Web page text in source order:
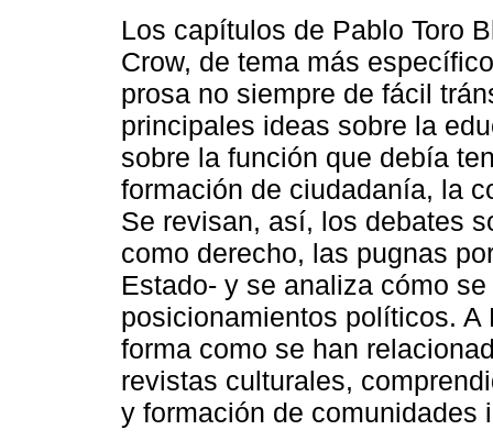
Los capítulos de Pablo Toro
Crow, de tema más
prosa no siempre de fácil
principales ideas sobre la
sobre la función que debía
formación de ciudadanía, la
Se revisan, así, los debates
como derecho, las pugnas
Estado- y se analiza cómo
posicionamientos políticos.
forma como se han
revistas culturales,
y formación de comunidades